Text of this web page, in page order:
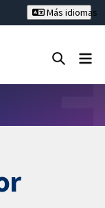
Más idiomas